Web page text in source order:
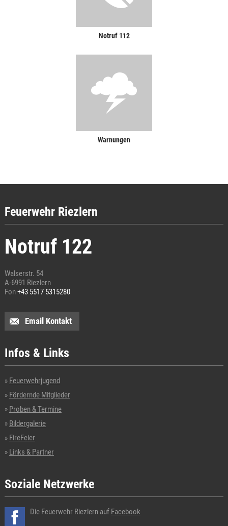
Notruf 112
Warnungen
Feuerwehr Riezlern
Notruf 122
Walserstr. 54
A-6991 Riezlern
Fon+43 5517 5315280
Email Kontakt
Infos & Links
Feuerwehrjugend
Fördernde Mitglieder
Proben & Termine
Bildergalerie
FireFeier
Links & Partner
Soziale Netzwerke
Die Feuerwehr Riezlern auf Facebook